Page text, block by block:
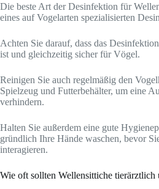
Die beste Art der Desinfektion für
eines auf Vogelarten spezialisierten
Achten Sie darauf, dass das
ist und gleichzeitig sicher für Vögel.
Reinigen Sie auch regelmäßig den
Spielzeug und Futterbehälter, um eine
verhindern.
Halten Sie außerdem eine gute
gründlich Ihre Hände waschen, bevor
interagieren.
Wie oft sollten Wellensittiche tierärztlich